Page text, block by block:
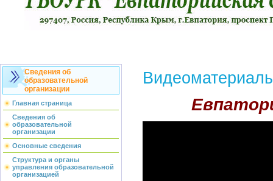
Сведения об
образовательной
организации
Главная страница
Сведения об
образовательной
организации
Основные сведения
Структура и органы
управления образовательной
организацией